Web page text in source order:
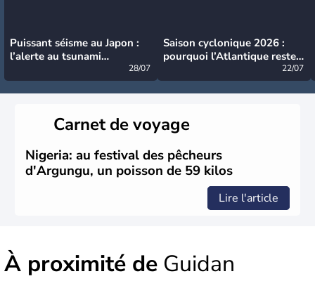
Puissant séisme au Japon :
l’alerte au tsunami
28/07
Saison cyclonique 2026 :
pourquoi l’Atlantique reste
22/07
Carnet de voyage
Nigeria: au festival des pêcheurs
d'Argungu, un poisson de 59 kilos
Lire l'article
À proximité de Guidan